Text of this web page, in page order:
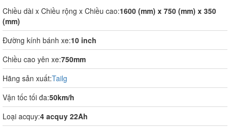
Chiều dài x Chiều rộng x Chiều cao:1600 (mm) x 750 (mm) x 350
(mm)
Đường kính bánh xe:10 inch
Chiều cao yên xe:750mm
Hãng sản xuất:Tailg
Vận tốc tối đa:50km/h
Loại acquy:4 acquy 22Ah